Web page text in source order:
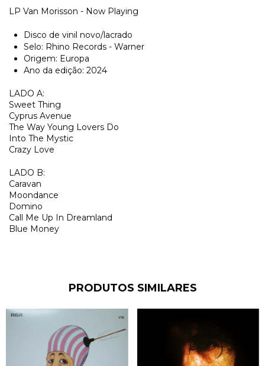
LP Van Morisson - Now Playing
Disco de vinil novo/lacrado
Selo: Rhino Records - Warner
Origem: Europa
Ano da edição: 2024
LADO A:
Sweet Thing
Cyprus Avenue
The Way Young Lovers Do
Into The Mystic
Crazy Love
LADO B:
Caravan
Moondance
Domino
Call Me Up In Dreamland
Blue Money
PRODUTOS SIMILARES